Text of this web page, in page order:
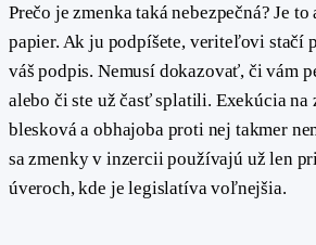
Prečo je zmenka taká nebezpečná? Je
papier. Ak ju podpíšete, veriteľovi stačí
váš podpis. Nemusí dokazovať, či vám
alebo či ste už časť splatili. Exekúcia na
blesková a obhajoba proti nej takmer
sa zmenky v inzercii používajú už len
úveroch, kde je legislatíva voľnejšia.